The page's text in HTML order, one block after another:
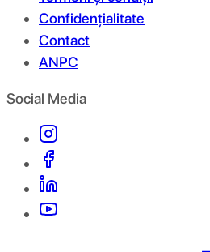
Confidențialitate
Contact
ANPC
Social Media